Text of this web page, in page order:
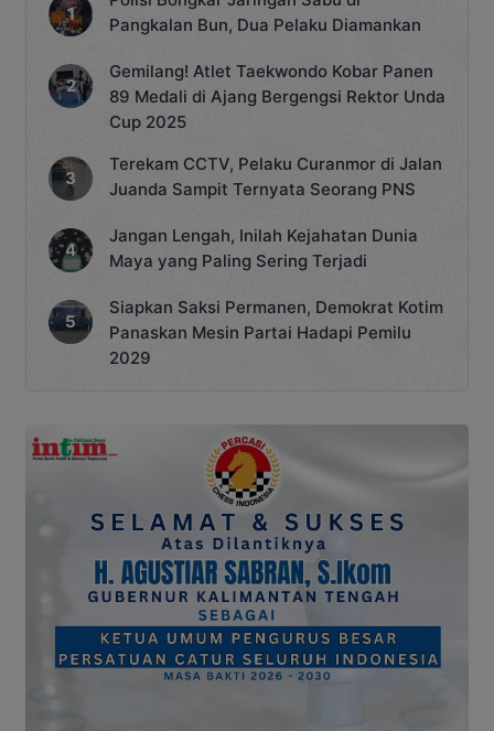
Pangkalan Bun, Dua Pelaku Diamankan
Gemilang! Atlet Taekwondo Kobar Panen
89 Medali di Ajang Bergengsi Rektor Unda
Cup 2025
Terekam CCTV, Pelaku Curanmor di Jalan
Juanda Sampit Ternyata Seorang PNS
Jangan Lengah, Inilah Kejahatan Dunia
Maya yang Paling Sering Terjadi
Siapkan Saksi Permanen, Demokrat Kotim
Panaskan Mesin Partai Hadapi Pemilu
2029